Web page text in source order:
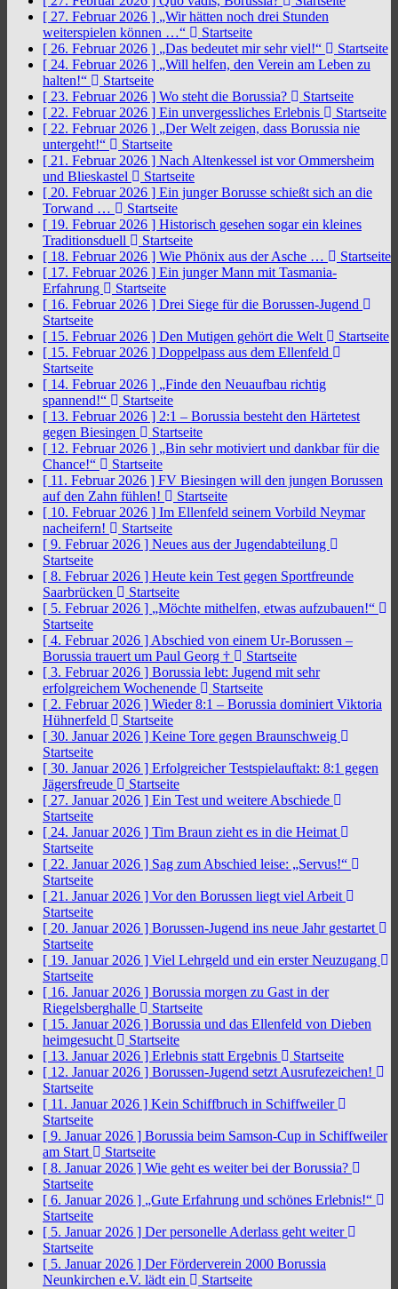
[ 27. Februar 2026 ] „Wir hätten noch drei Stunden
weiterspielen können …“
Startseite
[ 26. Februar 2026 ] „Das bedeutet mir sehr viel!“
Startseite
[ 24. Februar 2026 ] „Will helfen, den Verein am Leben zu
halten!“
Startseite
[ 23. Februar 2026 ] Wo steht die Borussia?
Startseite
[ 22. Februar 2026 ] Ein unvergessliches Erlebnis
Startseite
[ 22. Februar 2026 ] „Der Welt zeigen, dass Borussia nie
untergeht!“
Startseite
[ 21. Februar 2026 ] Nach Altenkessel ist vor Ommersheim
und Blieskastel
Startseite
[ 20. Februar 2026 ] Ein junger Borusse schießt sich an die
Torwand …
Startseite
[ 19. Februar 2026 ] Historisch gesehen sogar ein kleines
Traditionsduell
Startseite
[ 18. Februar 2026 ] Wie Phönix aus der Asche …
Startseite
[ 17. Februar 2026 ] Ein junger Mann mit Tasmania-
Erfahrung
Startseite
[ 16. Februar 2026 ] Drei Siege für die Borussen-Jugend
Startseite
[ 15. Februar 2026 ] Den Mutigen gehört die Welt
Startseite
[ 15. Februar 2026 ] Doppelpass aus dem Ellenfeld
Startseite
[ 14. Februar 2026 ] „Finde den Neuaufbau richtig
spannend!“
Startseite
[ 13. Februar 2026 ] 2:1 – Borussia besteht den Härtetest
gegen Biesingen
Startseite
[ 12. Februar 2026 ] „Bin sehr motiviert und dankbar für die
Chance!“
Startseite
[ 11. Februar 2026 ] FV Biesingen will den jungen Borussen
auf den Zahn fühlen!
Startseite
[ 10. Februar 2026 ] Im Ellenfeld seinem Vorbild Neymar
nacheifern!
Startseite
[ 9. Februar 2026 ] Neues aus der Jugendabteilung
Startseite
[ 8. Februar 2026 ] Heute kein Test gegen Sportfreunde
Saarbrücken
Startseite
[ 5. Februar 2026 ] „Möchte mithelfen, etwas aufzubauen!“
Startseite
[ 4. Februar 2026 ] Abschied von einem Ur-Borussen –
Borussia trauert um Paul Georg †
Startseite
[ 3. Februar 2026 ] Borussia lebt: Jugend mit sehr
erfolgreichem Wochenende
Startseite
[ 2. Februar 2026 ] Wieder 8:1 – Borussia dominiert Viktoria
Hühnerfeld
Startseite
[ 30. Januar 2026 ] Keine Tore gegen Braunschweig
Startseite
[ 30. Januar 2026 ] Erfolgreicher Testspielauftakt: 8:1 gegen
Jägersfreude
Startseite
[ 27. Januar 2026 ] Ein Test und weitere Abschiede
Startseite
[ 24. Januar 2026 ] Tim Braun zieht es in die Heimat
Startseite
[ 22. Januar 2026 ] Sag zum Abschied leise: „Servus!“
Startseite
[ 21. Januar 2026 ] Vor den Borussen liegt viel Arbeit
Startseite
[ 20. Januar 2026 ] Borussen-Jugend ins neue Jahr gestartet
Startseite
[ 19. Januar 2026 ] Viel Lehrgeld und ein erster Neuzugang
Startseite
[ 16. Januar 2026 ] Borussia morgen zu Gast in der
Riegelsberghalle
Startseite
[ 15. Januar 2026 ] Borussia und das Ellenfeld von Dieben
heimgesucht
Startseite
[ 13. Januar 2026 ] Erlebnis statt Ergebnis
Startseite
[ 12. Januar 2026 ] Borussen-Jugend setzt Ausrufezeichen!
Startseite
[ 11. Januar 2026 ] Kein Schiffbruch in Schiffweiler
Startseite
[ 9. Januar 2026 ] Borussia beim Samson-Cup in Schiffweiler
am Start
Startseite
[ 8. Januar 2026 ] Wie geht es weiter bei der Borussia?
Startseite
[ 6. Januar 2026 ] „Gute Erfahrung und schönes Erlebnis!“
Startseite
[ 5. Januar 2026 ] Der personelle Aderlass geht weiter
Startseite
[ 5. Januar 2026 ] Der Förderverein 2000 Borussia
Neunkirchen e.V. lädt ein
Startseite